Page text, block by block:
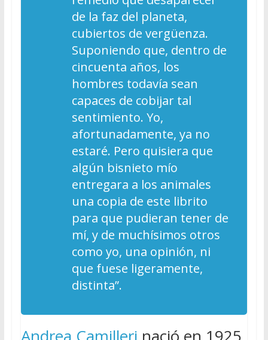
de la faz del planeta,
cubiertos de vergüenza.
Suponiendo que, dentro de
cincuenta años, los
hombres todavía sean
capaces de cobijar tal
sentimiento. Yo,
afortunadamente, ya no
estaré. Pero quisiera que
algún bisnieto mío
entregara a los animales
una copia de este librito
para que pudieran tener de
mí, y de muchísimos otros
como yo, una opinión, ni
que fuese ligeramente,
distinta”.
Andrea Camilleri nació en 1925